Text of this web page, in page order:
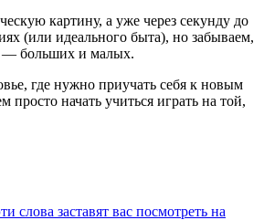
картину, а уже через секунду до
(или идеального быта), но забываем,
— больших и малых.
где нужно приучать себя к новым
начать учиться играть на той,
заставят вас посмотреть на